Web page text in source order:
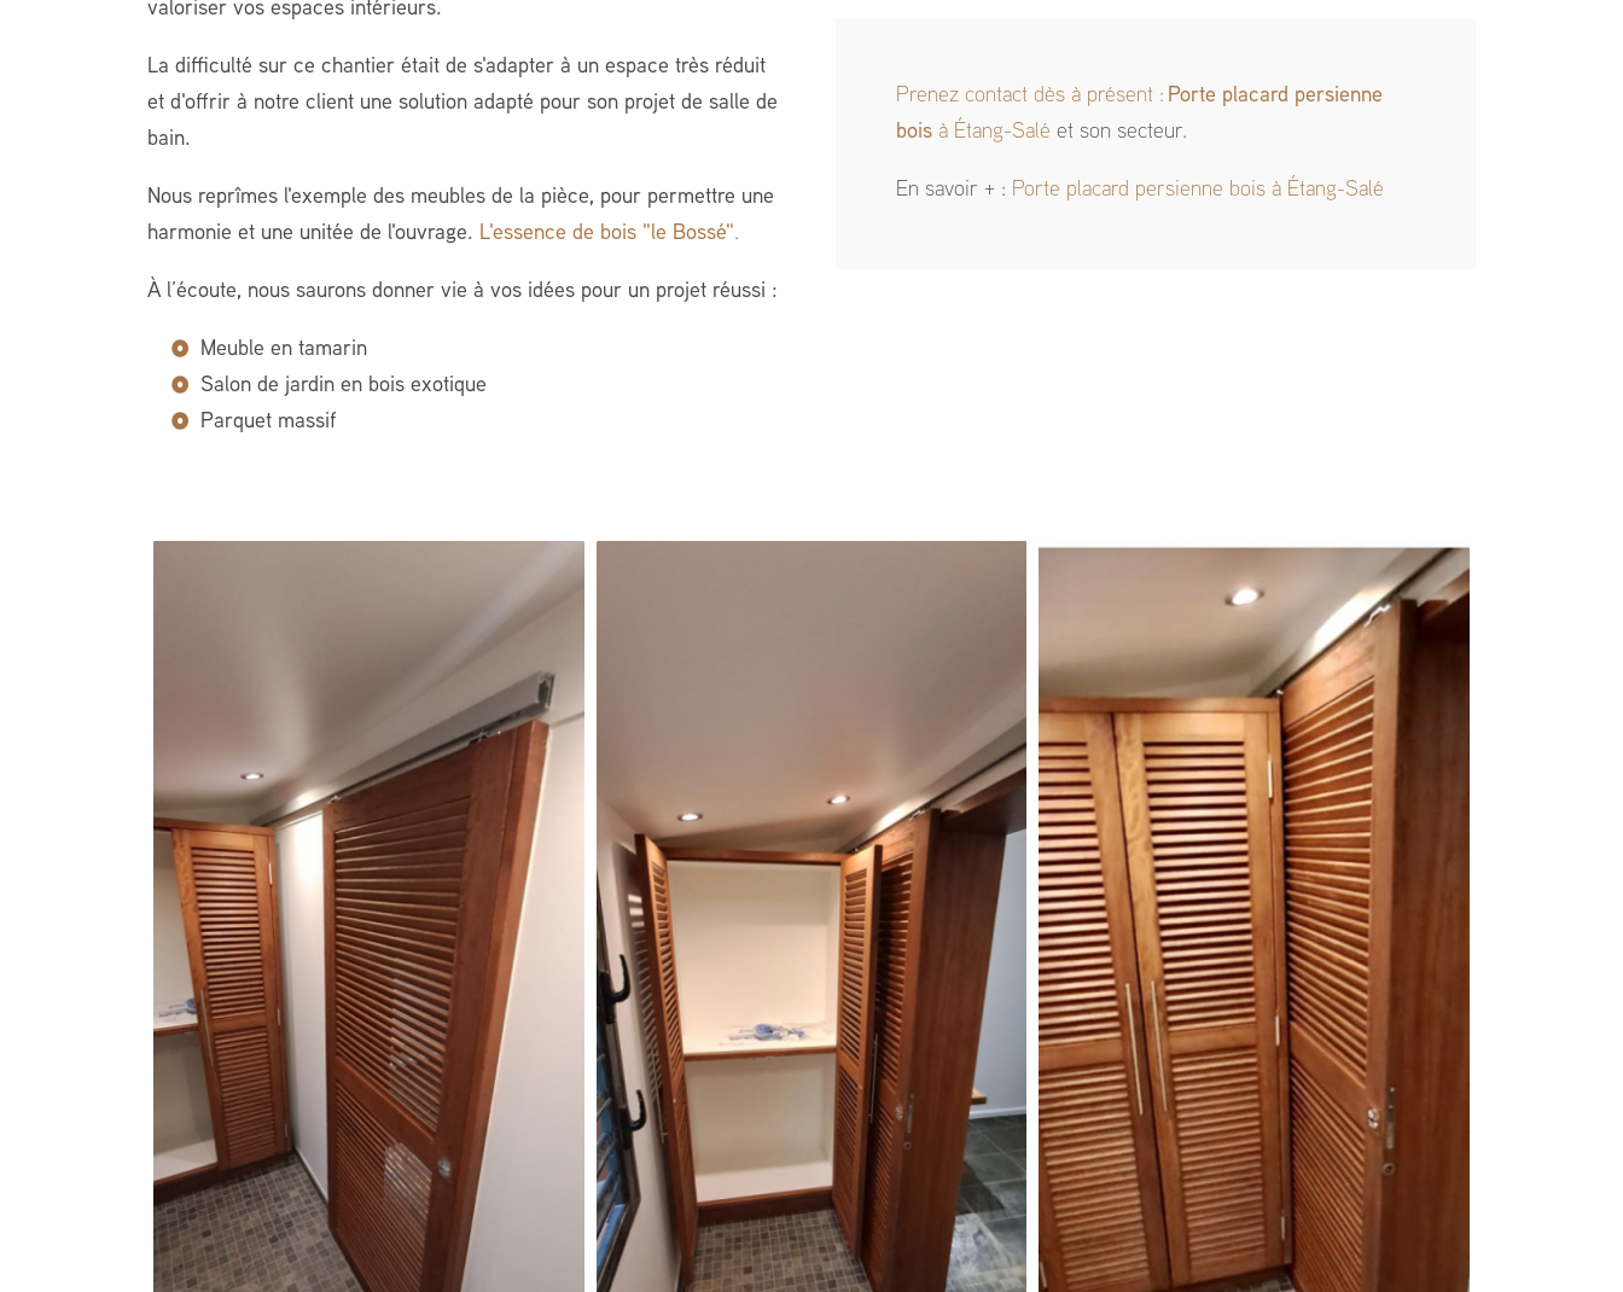
valoriser vos espaces intérieurs.
La difficulté sur ce chantier était de s'adapter à un espace très réduit
et d'offrir à notre client une solution adapté pour son projet de salle de
bain.
Nous reprîmes l'exemple des meubles de la pièce, pour permettre une
harmonie et une unitée de l'ouvrage. L'essence de bois "le Bossé".
À l’écoute, nous saurons donner vie à vos idées pour un projet réussi :
Meuble en tamarin
Salon de jardin en bois exotique
Parquet massif
Prenez contact dès à présent : Porte placard persienne
bois à Étang-Salé et son secteur.
En savoir + : Porte placard persienne bois à Étang-Salé